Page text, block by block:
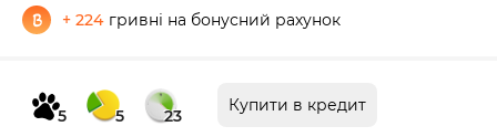
+ 224 гривні на бонусний рахунок
5 5 23
Купити в кредит